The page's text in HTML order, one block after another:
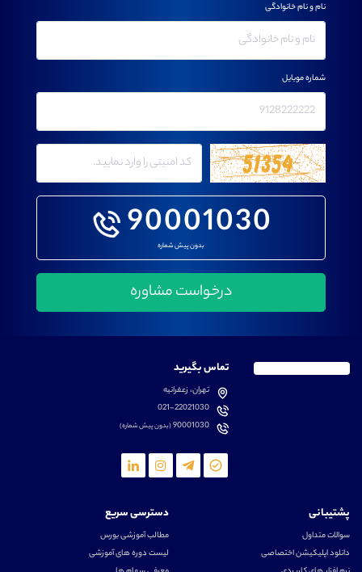
90001030
بدون پیش شماره
نام و نام خانوادگی
شماره موبایل
تماس بگیرید
تهران، زعفرانیه
021-22021030
90001030(بدون پیش شماره)
پشتیبانی
سوالات متداول
دانلود اپلیکیشن اختصاصی
دسترسی سریع
مطالب آموزشی بورس
لیست دوره های آموزشی